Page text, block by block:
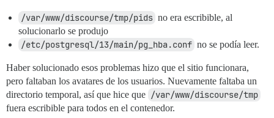
/var/www/discourse/tmp/pids no era escribible, al
solucionarlo se produjo
/etc/postgresql/13/main/pg_hba.conf no se podía leer.
Haber solucionado esos problemas hizo que el sitio funcionara,
pero faltaban los avatares de los usuarios. Nuevamente faltaba un
directorio temporal, así que hice que /var/www/discourse/tmp
fuera escribible para todos en el contenedor.